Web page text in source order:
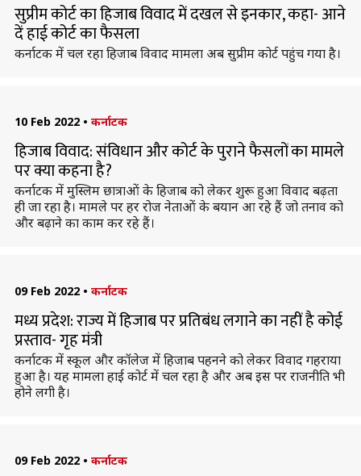
सुप्रीम कोर्ट का हिजाब विवाद में दखल से इनकार, कहा- आने
दें हाई कोर्ट का फैसला
कर्नाटक में चल रहा हिजाब विवाद मामला अब सुप्रीम कोर्ट पहुंच गया है।
10 Feb 2022 • कर्नाटक
हिजाब विवाद: संविधान और कोर्ट के पुराने फैसलों का मामले
पर क्या कहना है?
कर्नाटक में मुस्लिम छात्राओं के हिजाब को लेकर शुरू हुआ विवाद बढ़ता
ही जा रहा है। मामले पर हर रोज नेताओं के बयान आ रहे हैं जो तनाव को
और बढ़ाने का काम कर रहे हैं।
09 Feb 2022 • कर्नाटक
मध्य प्रदेश: राज्य में हिजाब पर प्रतिबंध लगाने का नहीं है कोई
प्रस्ताव- गृह मंत्री
कर्नाटक में स्कूल और कॉलेज में हिजाब पहनने को लेकर विवाद गहराया
हुआ है। यह मामला हाई कोर्ट में चल रहा है और अब इस पर राजनीति भी
होने लगी है।
09 Feb 2022 • कर्नाटक